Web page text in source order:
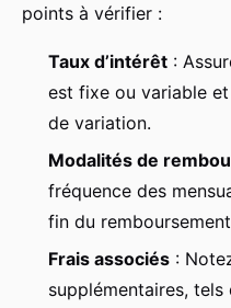
points à vérifier :
Taux d’intérêt :
est fixe ou variable
de variation.
Modalités de
fréquence des
fin du
Frais associés :
supplémentaires,